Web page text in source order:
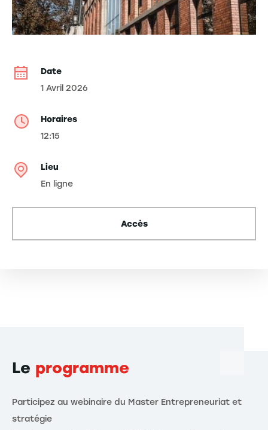
Date
1 Avril 2026
Horaires
12:15
Lieu
En ligne
Accès
Le programme
Participez au webinaire du Master Entrepreneuriat et
stratégie